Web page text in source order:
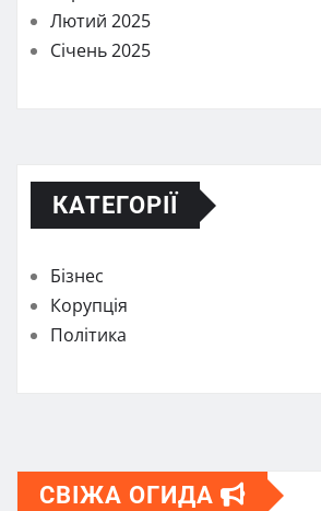
Лютий 2025
Січень 2025
КАТЕГОРІЇ
Бізнес
Корупція
Політика
СВІЖА ОГИДА